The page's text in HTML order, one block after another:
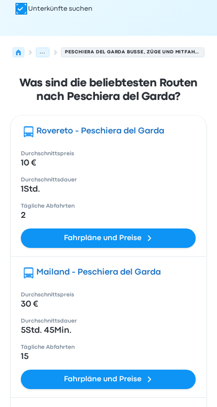
Unterkünfte suchen
... PESCHIERA DEL GARDA BUSSE, ZÜGE UND MITFAHRGELEGENHEITEN.
Was sind die beliebtesten Routen
nach Peschiera del Garda?
Rovereto - Peschiera del Garda
Durchschnittspreis
10 €
Durchschnittsdauer
1Std.
Tägliche Abfahrten
2
Fahrpläne und Preise
Mailand - Peschiera del Garda
Durchschnittspreis
30 €
Durchschnittsdauer
5Std. 45Min.
Tägliche Abfahrten
15
Fahrpläne und Preise